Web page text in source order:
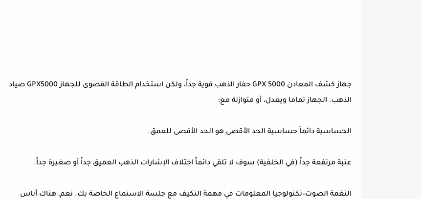
جهاز كشف المعادن GPX 5000 حفار الذهب قوية جداً، ولكن استخدام الطاقة القصوى للجهاز GPX5000 صياد
الذهب. الجهاز تماما ويعدل، أو متوازنة مع:
الحساسية دائماً حساسية الحد الأقصى هو الحد الأقصى للعمق.
عتبة مرتفعة جداً (في الخلفية) سوف لا تلقي دائماً اختلاف الإشارات الذهب العميق جداً أو صغيرة جداً.
النغمة الصوت–تكنولوجيا المعلومات في مهمة التكيف مع جلسة الاستماع الخاصة بك. نعم، هناك أناس